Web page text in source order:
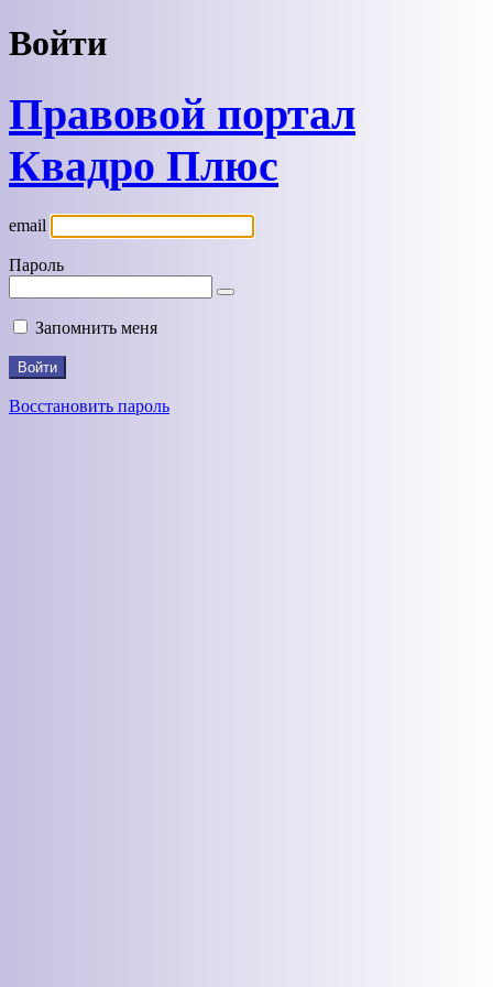
Войти
Правовой портал
Квадро Плюс
email
Пароль
Запомнить меня
Восстановить пароль